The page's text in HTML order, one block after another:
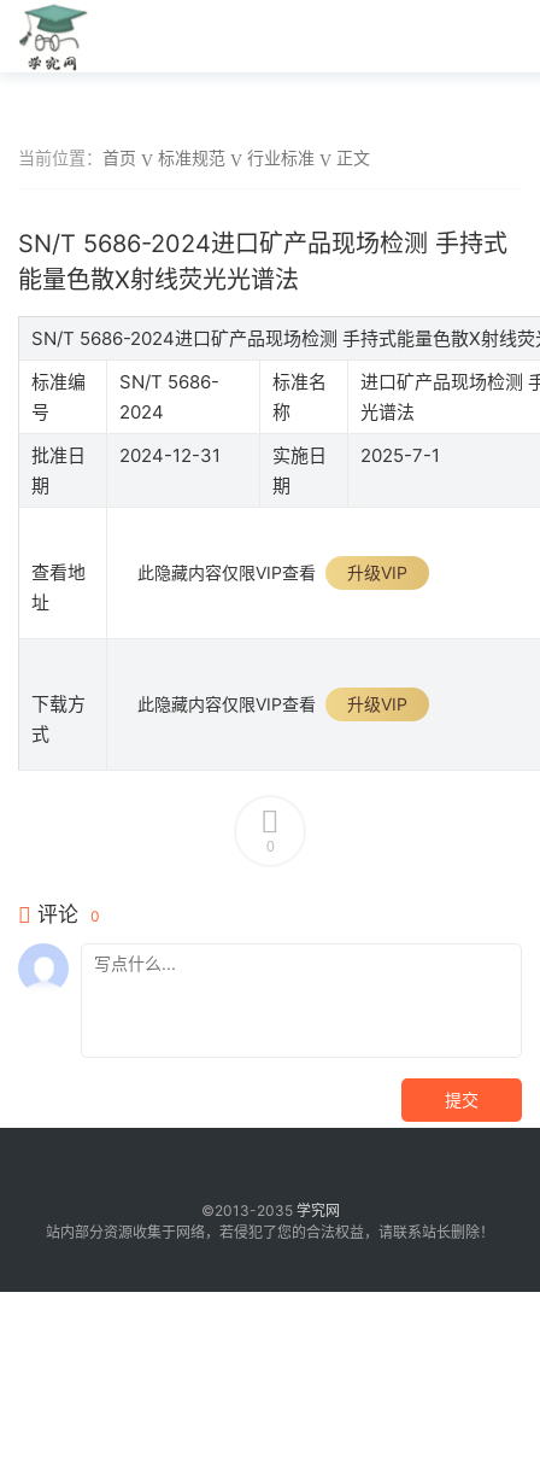
当前位置： 首页 标准规范 行业标准 正文
SN/T 5686-2024进口矿产品现场检测 手持式
能量色散X射线荧光光谱法
SN/T 5686-2024进口矿产品现场检测 手持式能量色散X射线
标准编
号
SN/T 5686-
2024
标准名
称
进口矿产品现场检测
光谱法
批准日
期
2024-12-31
实施日
期
2025-7-1
查看地
址
此隐藏内容仅限VIP查看 升级VIP
下载方
式
此隐藏内容仅限VIP查看 升级VIP
0
评论 0
提交
©2013-2035 学究网
站内部分资源收集于网络，若侵犯了您的合法权益，请联系站长删除！